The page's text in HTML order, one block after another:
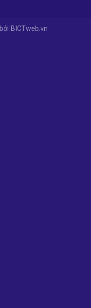
bởi BICTweb.vn